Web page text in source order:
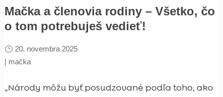
Mačka a členovia rodiny – Všetko, čo
o tom potrebuješ vedieť!
20. novembra 2025
| mačka
„Národy môžu byť posudzované podľa toho, ako